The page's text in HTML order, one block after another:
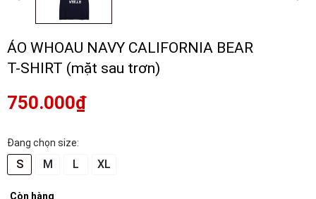
ÁO WHOAU NAVY CALIFORNIA BEAR
T-SHIRT (mặt sau trơn)
750.000₫
Đang chọn size:
S M L XL
Còn hàng